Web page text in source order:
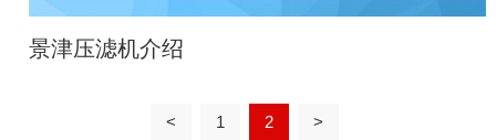
景津压滤机介绍
< 1 2 >